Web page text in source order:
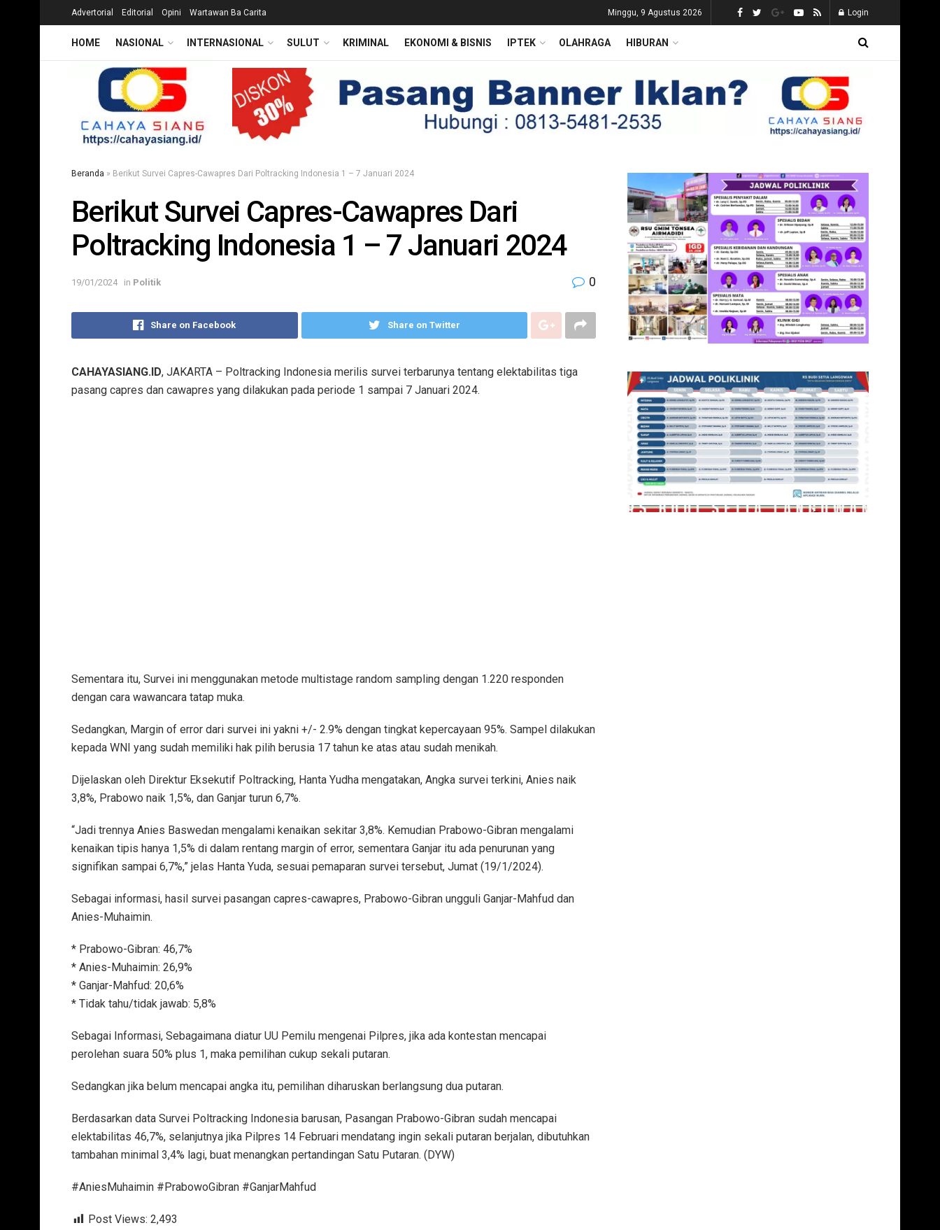
Advertorial Editorial Opini Wartawan Ba Carita Minggu, 9 Agustus 2026 Login
HOME NASIONAL INTERNASIONAL SULUT KRIMINAL EKONOMI & BISNIS IPTEK OLAHRAGA HIBURAN
Beranda » Berikut Survei Capres-Cawapres Dari Poltracking Indonesia 1 – 7 Januari 2024
Berikut Survei Capres-Cawapres Dari
Poltracking Indonesia 1 – 7 Januari 2024
19/01/2024 in Politik 0
Share on Facebook Share on Twitter
CAHAYASIANG.ID, JAKARTA – Poltracking Indonesia merilis survei terbarunya tentang elektabilitas tiga
pasang capres dan cawapres yang dilakukan pada periode 1 sampai 7 Januari 2024.
Sementara itu, Survei ini menggunakan metode multistage random sampling dengan 1.220 responden
dengan cara wawancara tatap muka.
Sedangkan, Margin of error dari survei ini yakni +/- 2.9% dengan tingkat kepercayaan 95%. Sampel dilakukan
kepada WNI yang sudah memiliki hak pilih berusia 17 tahun ke atas atau sudah menikah.
Dijelaskan oleh Direktur Eksekutif Poltracking, Hanta Yudha mengatakan, Angka survei terkini, Anies naik
3,8%, Prabowo naik 1,5%, dan Ganjar turun 6,7%.
“Jadi trennya Anies Baswedan mengalami kenaikan sekitar 3,8%. Kemudian Prabowo-Gibran mengalami
kenaikan tipis hanya 1,5% di dalam rentang margin of error, sementara Ganjar itu ada penurunan yang
signifikan sampai 6,7%,” jelas Hanta Yuda, sesuai pemaparan survei tersebut, Jumat (19/1/2024).
Sebagai informasi, hasil survei pasangan capres-cawapres, Prabowo-Gibran ungguli Ganjar-Mahfud dan
Anies-Muhaimin.
* Prabowo-Gibran: 46,7%
* Anies-Muhaimin: 26,9%
* Ganjar-Mahfud: 20,6%
* Tidak tahu/tidak jawab: 5,8%
Sebagai Informasi, Sebagaimana diatur UU Pemilu mengenai Pilpres, jika ada kontestan mencapai
perolehan suara 50% plus 1, maka pemilihan cukup sekali putaran.
Sedangkan jika belum mencapai angka itu, pemilihan diharuskan berlangsung dua putaran.
Berdasarkan data Survei Poltracking Indonesia barusan, Pasangan Prabowo-Gibran sudah mencapai
elektabilitas 46,7%, selanjutnya jika Pilpres 14 Februari mendatang ingin sekali putaran berjalan, dibutuhkan
tambahan minimal 3,4% lagi, buat menangkan pertandingan Satu Putaran. (DYW)
#AniesMuhaimin #PrabowoGibran #GanjarMahfud
Post Views: 2,493